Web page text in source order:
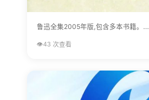
鲁迅全集2005年版,包含多本书籍。...
👁️43 次查看